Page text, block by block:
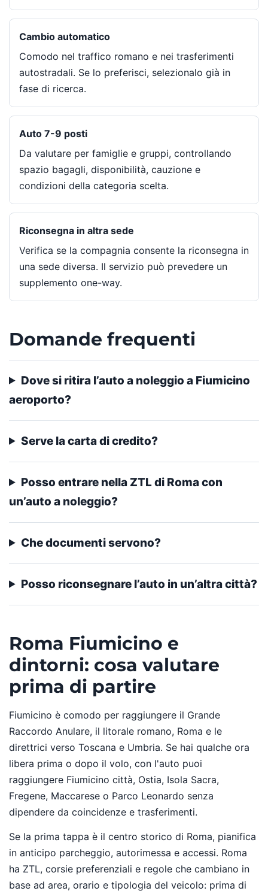
Cambio automatico
Comodo nel traffico romano e nei trasferimenti
autostradali. Se lo preferisci, selezionalo già in
fase di ricerca.
Auto 7-9 posti
Da valutare per famiglie e gruppi, controllando
spazio bagagli, disponibilità, cauzione e
condizioni della categoria scelta.
Riconsegna in altra sede
Verifica se la compagnia consente la riconsegna in
una sede diversa. Il servizio può prevedere un
supplemento one-way.
Domande frequenti
Dove si ritira l’auto a noleggio a Fiumicino
aeroporto?
Serve la carta di credito?
Posso entrare nella ZTL di Roma con
un’auto a noleggio?
Che documenti servono?
Posso riconsegnare l’auto in un’altra città?
Roma Fiumicino e
dintorni: cosa valutare
prima di partire
Fiumicino è comodo per raggiungere il Grande
Raccordo Anulare, il litorale romano, Roma e le
direttrici verso Toscana e Umbria. Se hai qualche ora
libera prima o dopo il volo, con l'auto puoi
raggiungere Fiumicino città, Ostia, Isola Sacra,
Fregene, Maccarese o Parco Leonardo senza
dipendere da coincidenze e trasferimenti.
Se la prima tappa è il centro storico di Roma, pianifica
in anticipo parcheggio, autorimessa e accessi. Roma
ha ZTL, corsie preferenziali e regole che cambiano in
base ad area, orario e tipologia del veicolo: prima di